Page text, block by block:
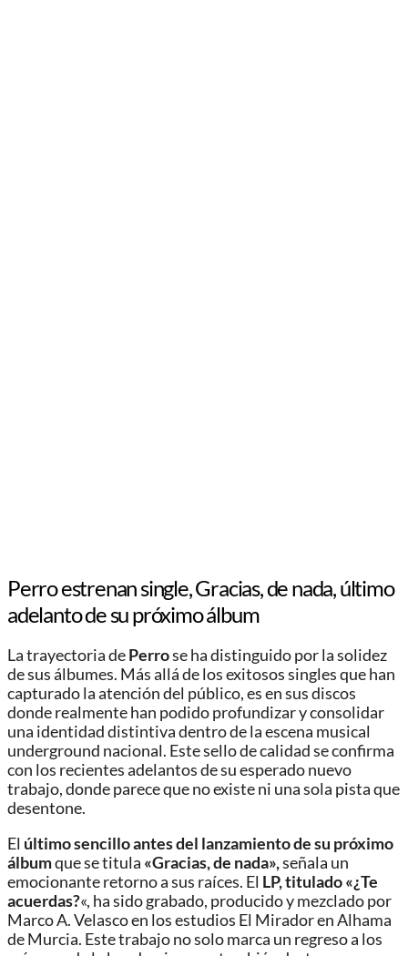
Perro estrenan single, Gracias, de nada, último
adelanto de su próximo álbum
La trayectoria dePerrose ha distinguido por la solidez
de sus álbumes. Más allá de los exitosos singles que han
capturado la atención del público, es en sus discos
donde realmente han podido profundizar y consolidar
una identidad distintiva dentro de la escena musical
underground nacional. Este sello de calidad se confirma
con los recientes adelantos de su esperado nuevo
trabajo, donde parece que no existe ni una sola pista que
desentone.
El último sencillo antes del lanzamiento de su próximo
álbumque se titula «Gracias, de nada»,señala un
emocionante retorno a sus raíces. El LP, titulado «¿Te
acuerdas?«, ha sido grabado, producido y mezclado por
Marco A. Velasco en los estudios El Mirador en Alhama
de Murcia. Este trabajo no solo marca un regreso a los